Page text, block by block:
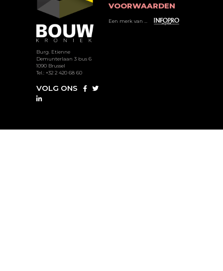
Burg. Etienne
Demunterlaan 3 bus 6
1090 Brussel
Tel.: +32 2 420 68 60
VOLG ONS
VOORWAARDEN
Een merk van ...